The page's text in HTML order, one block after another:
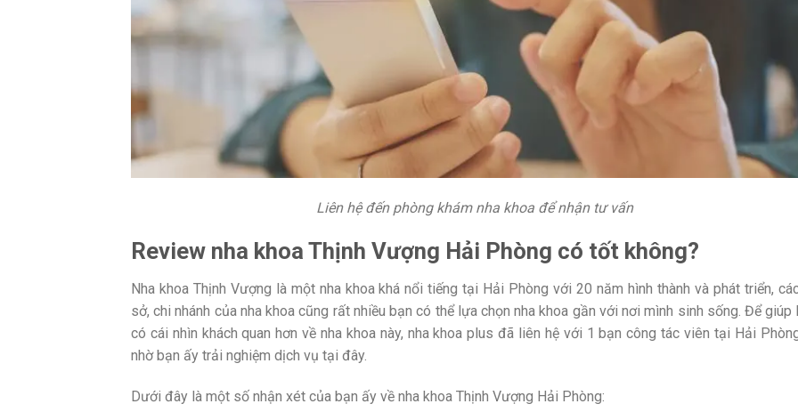
Liên hệ đến phòng khám nha khoa để nhận tư vấn
Review nha khoa Thịnh Vượng Hải Phòng có tốt không?
Nha khoa Thịnh Vượng là một nha khoa khá nổi tiếng tại Hải Phòng với 20 năm hình thành và phát triển,
sở, chi nhánh của nha khoa cũng rất nhiều bạn có thể lựa chọn nha khoa gần với nơi mình sinh sống. Để giúp
có cái nhìn khách quan hơn về nha khoa này, nha khoa plus đã liên hệ với 1 bạn công tác viên tại Hải
nhờ bạn ấy trải nghiệm dịch vụ tại đây.
Dưới đây là một số nhận xét của bạn ấy về nha khoa Thịnh Vượng Hải Phòng: